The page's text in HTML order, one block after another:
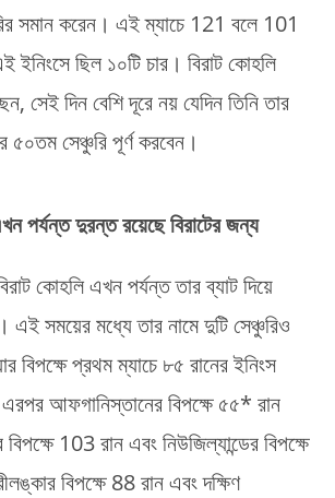
সমান করেন। এই ম্যাচে 121 বলে 101
ইনিংসে ছিল ১০টি চার। বিরাট কোহলি
সেই দিন বেশি দূরে নয় যেদিন তিনি তার
৫০তম সেঞ্চুরি পূর্ণ করবেন।
পর্যন্ত দুরন্ত রয়েছে বিরাটের জন্য
কোহলি এখন পর্যন্ত তার ব্যাট দিয়ে
এই সময়ের মধ্যে তার নামে দুটি সেঞ্চুরিও
বিপক্ষে প্রথম ম্যাচে ৮৫ রানের ইনিংস
আফগানিস্তানের বিপক্ষে ৫৫* রান
103 রান এবং নিউজিল্যান্ডের বিপক্ষে
বিপক্ষে 88 রান এবং দক্ষিণ